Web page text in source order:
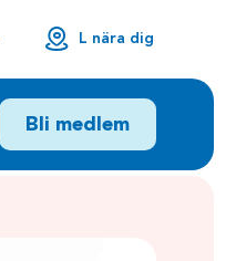
L nära dig
Bli medlem